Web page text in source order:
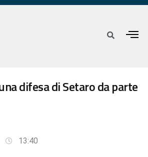
difesa di Setaro da parte
13:40